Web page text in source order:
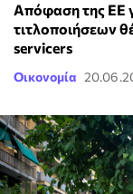
Απόφαση της ΕΕ
τιτλοποιήσεων
servicers
Οικονομία